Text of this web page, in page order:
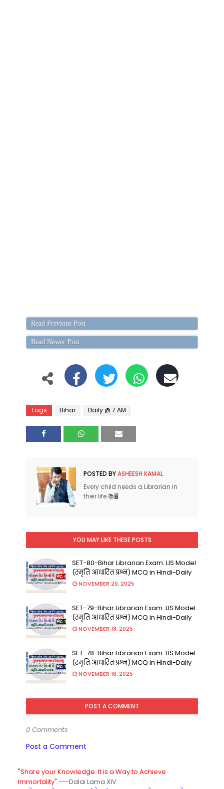
Read Previous Post
Read Newer Post
Tags Bihar Daily @ 7 AM
POSTED BYASHEESH KAMAL
Every child needs a Librarian in
their life.📚🖥
YOU MAY LIKE THESE POSTS
SET-80-Bihar Librarian Exam: LIS Model
(स्मृति आधारित प्रश्न) MCQ in Hindi-Daily
NOVEMBER 20, 2025
SET-79-Bihar Librarian Exam: LIS Model
(स्मृति आधारित प्रश्न) MCQ in Hindi-Daily
NOVEMBER 18, 2025
SET-78-Bihar Librarian Exam: LIS Model
(स्मृति आधारित प्रश्न) MCQ in Hindi-Daily
NOVEMBER 16, 2025
POST A COMMENT
0 Comments
Post a Comment
"Share your Knowledge. It is a Way to Achieve
Immortality".---Dalai Lama XIV